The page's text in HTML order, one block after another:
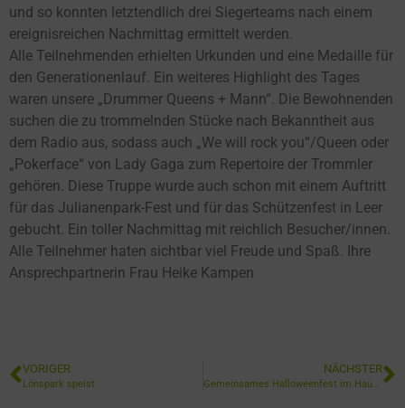
und so konnten letztendlich drei Siegerteams nach einem
ereignisreichen Nachmittag ermittelt werden.
Alle Teilnehmenden erhielten Urkunden und eine Medaille für
den Generationenlauf. Ein weiteres Highlight des Tages
waren unsere „Drummer Queens + Mann“. Die Bewohnenden
suchen die zu trommelnden Stücke nach Bekanntheit aus
dem Radio aus, sodass auch „We will rock you“/Queen oder
„Pokerface“ von Lady Gaga zum Repertoire der Trommler
gehören. Diese Truppe wurde auch schon mit einem Auftritt
für das Julianenpark-Fest und für das Schützenfest in Leer
gebucht. Ein toller Nachmittag mit reichlich Besucher/innen.
Alle Teilnehmer haten sichtbar viel Freude und Spaß. Ihre
Ansprechpartnerin Frau Heike Kampen
VORIGER
Lönspark speist
NÄCHSTER
Gemeinsames Halloweenfest im Haus Sinnesgarten